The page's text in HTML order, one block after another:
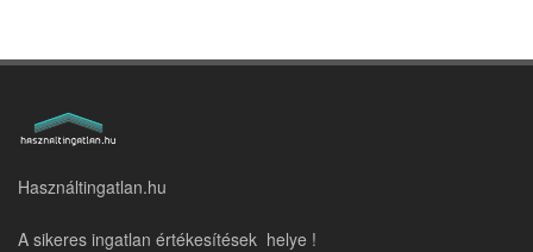
Használtingatlan.hu
A sikeres ingatlan értékesítések helye !